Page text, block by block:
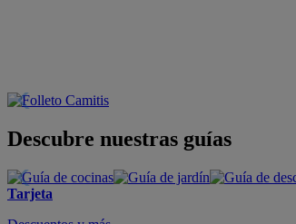
Descubre nuestras guías
Tarjeta